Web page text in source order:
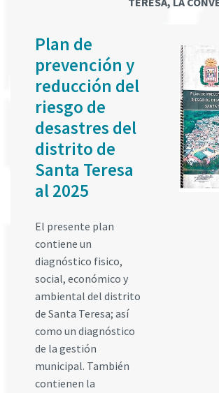
Plan de
prevención y
reducción del
riesgo de
desastres del
distrito de
Santa Teresa
al 2025
El presente plan
contiene un
diagnóstico fisico,
social, económico y
ambiental del distrito
de Santa Teresa; así
como un diagnóstico
de la gestión
municipal. También
contienen la